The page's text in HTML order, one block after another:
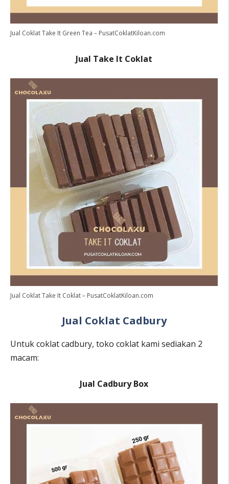
Jual Coklat Take It Green Tea – PusatCoklatKiloan.com
Jual Take It Coklat
Jual Coklat Take It Coklat – PusatCoklatKiloan.com
Jual Coklat Cadbury
Untuk coklat cadbury, toko coklat kami sediakan 2
macam:
Jual Cadbury Box